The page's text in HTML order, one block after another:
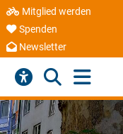
Mitglied werden
Spenden
Newsletter